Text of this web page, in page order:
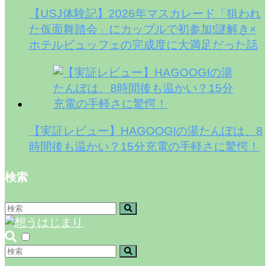
【USJ体験記】2026年マスカレード「狙われ
た仮面舞踏会」にカップルで初参加!謎解き×
ホテルビュッフェの完成度に大満足だった話
【実証レビュー】HAGOOGIの湯たんぽは、8
時間後も温かい？15分充電の手軽さに驚愕！
検索